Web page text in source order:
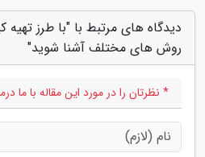
دیدگاه های مرتبط با "با طرز
روش های مختلف آشنا شوید"
* نظرتان را در مورد این مقاله با ما